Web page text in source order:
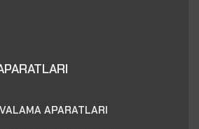
APARATLARI